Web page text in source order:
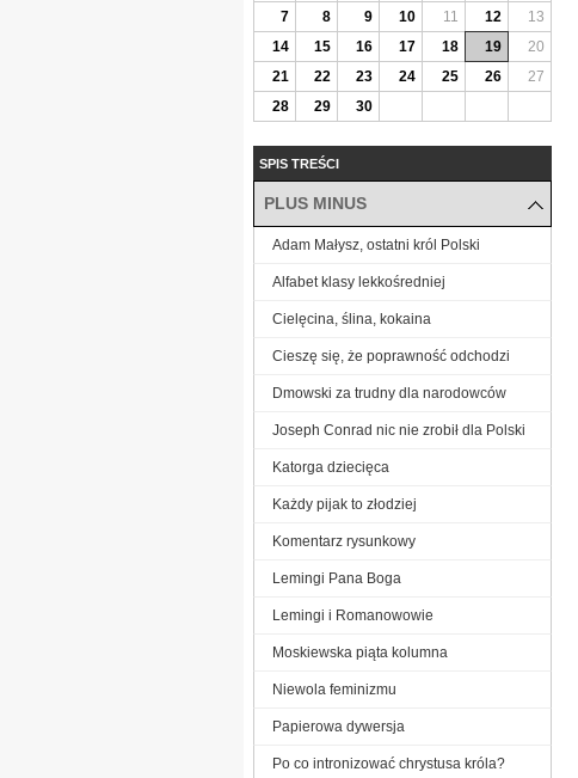
7
8 9 10 11 12
13
14
15 16 17 18 19
20
21
22 23 24 25 26
27
28
29 30
SPIS TREŚCI
PLUS MINUS
Adam Małysz, ostatni król Polski
Alfabet klasy lekkośredniej
Cielęcina, ślina, kokaina
Cieszę się, że poprawność odchodzi
Dmowski za trudny dla narodowców
Joseph Conrad nic nie zrobił dla Polski
Katorga dziecięca
Każdy pijak to złodziej
Komentarz rysunkowy
Lemingi Pana Boga
Lemingi i Romanowowie
Moskiewska piąta kolumna
Niewola feminizmu
Papierowa dywersja
Po co intronizować chrystusa króla?